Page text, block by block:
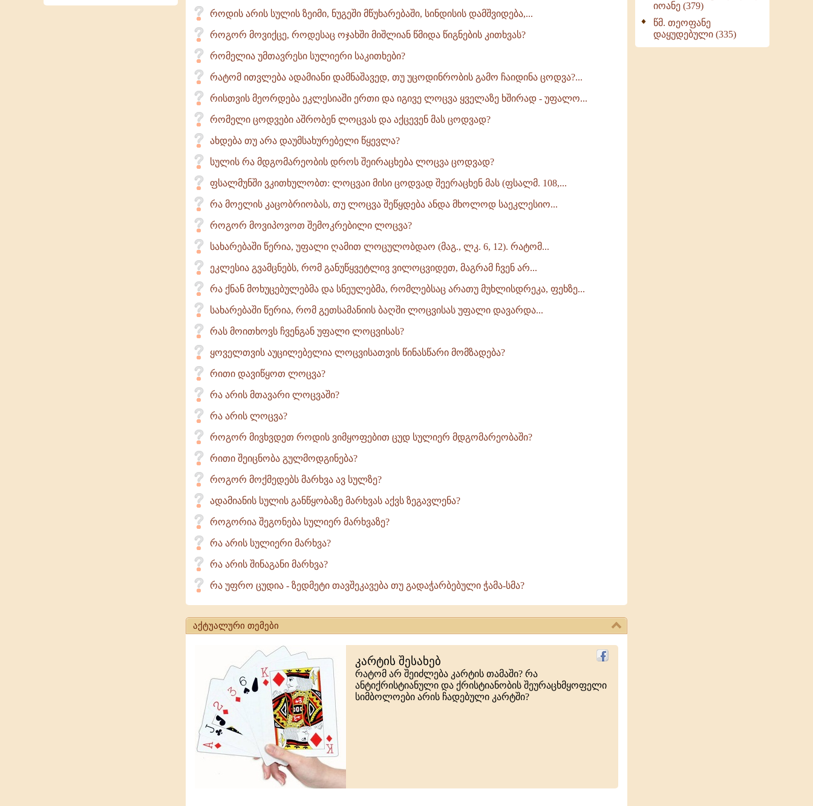
როდის არის სულის ზეიმი, ნუგეში მწუხარებაში, სინდისის დამშვიდება,...
როგორ მოვიქცე, როდესაც ოჯახში მიშლიან წმიდა წიგნების კითხვას?
რომელია უმთავრესი სულიერი საკითხები?
რატომ ითვლება ადამიანი დამნაშავედ, თუ უცოდინრობის გამო ჩაიდინა ცოდვა?...
რისთვის მეორდება ეკლესიაში ერთი და იგივე ლოცვა ყველაზე ხშირად - უფალო...
რომელი ცოდვები აშრობენ ლოცვას და აქცევენ მას ცოდვად?
ახდება თუ არა დაუმსახურებელი წყევლა?
სულის რა მდგომარეობის დროს შეირაცხება ლოცვა ცოდვად?
ფსალმუნში ვკითხულობთ: ლოცვაი მისი ცოდვად შეერაცხენ მას (ფსალმ. 108,...
რა მოელის კაცობრიობას, თუ ლოცვა შეწყდება ანდა მხოლოდ საეკლესიო...
როგორ მოვიპოვოთ შემოკრებილი ლოცვა?
სახარებაში წერია, უფალი ღამით ლოცულობდაო (მაგ., ლკ. 6, 12). რატომ...
ეკლესია გვამცნებს, რომ განუწყვეტლივ ვილოცვიდეთ, მაგრამ ჩვენ არ...
რა ქნან მოხუცებულებმა და სნეულებმა, რომლებსაც არათუ მუხლისდრეკა, ფეხზე...
სახარებაში წერია, რომ გეთსამანიის ბაღში ლოცვისას უფალი დავარდა...
რას მოითხოვს ჩვენგან უფალი ლოცვისას?
ყოველთვის აუცილებელია ლოცვისათვის წინასწარი მომზადება?
რითი დავიწყოთ ლოცვა?
რა არის მთავარი ლოცვაში?
რა არის ლოცვა?
როგორ მივხვდეთ როდის ვიმყოფებით ცუდ სულიერ მდგომარეობაში?
რითი შეიცნობა გულმოდგინება?
როგორ მოქმედებს მარხვა ავ სულზე?
ადამიანის სულის განწყობაზე მარხვას აქვს ზეგავლენა?
როგორია შეგონება სულიერ მარხვაზე?
რა არის სულიერი მარხვა?
რა არის შინაგანი მარხვა?
რა უფრო ცუდია - ზედმეტი თავშეკავება თუ გადაჭარბებული ჭამა-სმა?
აქტუალური თემები
კარტის შესახებ
რატომ არ შეიძლება კარტის თამაში? რა
ანტიქრისტიანული და ქრისტიანობის შეურაცხმყოფელი
სიმბოლოები არის ჩადებული კარტში?
იოანე (379)
წმ. თეოფანე
დაყუდებული (335)